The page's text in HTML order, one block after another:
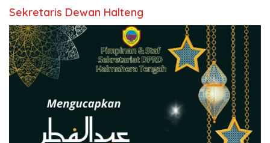
Sekretaris Dewan Halteng